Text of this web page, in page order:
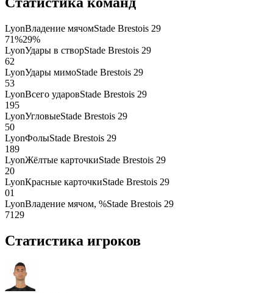
LyonВладение мячомStade Brestois 29
71%29%
LyonУдары в створStade Brestois 29
62
LyonУдары мимоStade Brestois 29
53
LyonВсего ударовStade Brestois 29
195
LyonУгловыеStade Brestois 29
50
LyonФолыStade Brestois 29
189
LyonЖёлтые карточкиStade Brestois 29
20
LyonКрасные карточкиStade Brestois 29
01
LyonВладение мячом, %Stade Brestois 29
71 29
Статистика игроков